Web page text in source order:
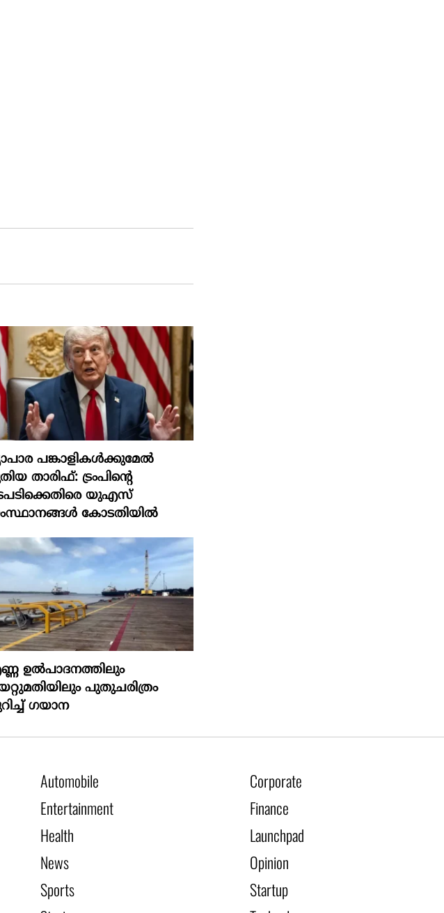
പങ്കാളികൾക്കുമേൽ
താരിഫ്: ട്രംപിന്‍റെ
യുഎസ്
കോടതിയിൽ
ഉൽപാദനത്തിലും
പുതുചരിത്രം
ഗയാന
Automobile
Corporate
Entertainment
Finance
Health
Launchpad
News
Opinion
Sports
Startup